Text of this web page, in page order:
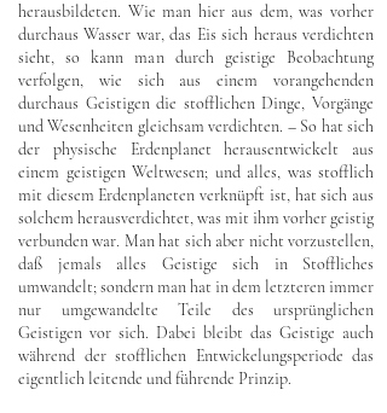
herausbildeten. Wie man hier aus dem, was vorher
durchaus Wasser war, das Eis sich heraus verdichten
sieht, so kann man durch geistige Beobachtung
verfolgen, wie sich aus einem vorangehenden
durchaus Geistigen die stofflichen Dinge, Vorgänge
und Wesenheiten gleichsam verdichten. – So hat sich
der physische Erdenplanet herausentwickelt aus
einem geistigen Weltwesen; und alles, was stofflich
mit diesem Erdenplaneten verknüpft ist, hat sich aus
solchem herausverdichtet, was mit ihm vorher geistig
verbunden war. Man hat sich aber nicht vorzustellen,
daß jemals alles Geistige sich in Stoffliches
umwandelt; sondern man hat in dem letzteren immer
nur umgewandelte Teile des ursprünglichen
Geistigen vor sich. Dabei bleibt das Geistige auch
während der stofflichen Entwickelungsperiode das
eigentlich leitende und führende Prinzip.